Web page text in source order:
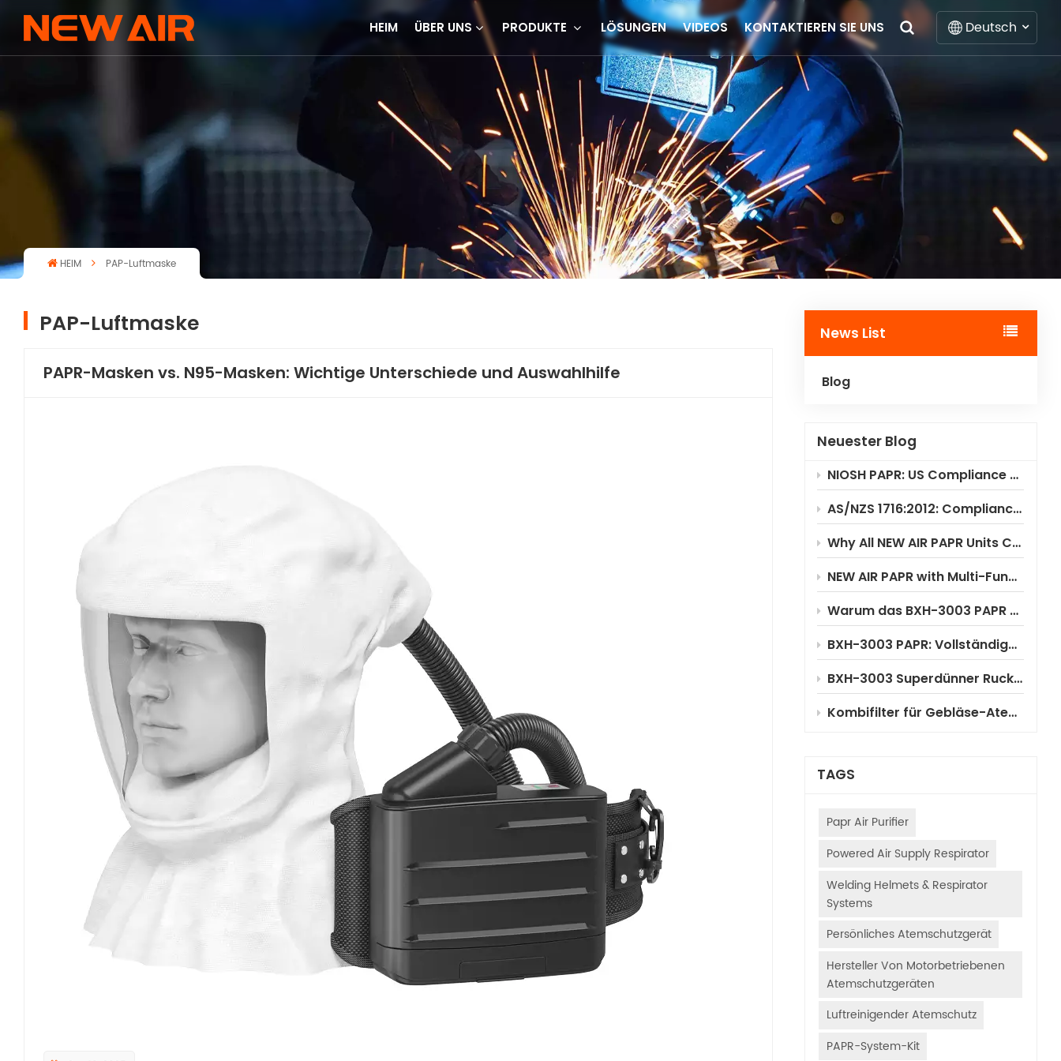
HEIM ÜBER UNS PRODUKTE LÖSUNGEN VIDEOS KONTAKTIEREN SIE UNS Deutsch
Español
Português
HEIM PAP-Luftmaske
News List
Blog
Neuester Blog
NIOSH PAPR: US Compliance & Testing Requirements
AS/NZS 1716:2012: Compliance Standard for PAPR Respirators
Why All NEW AIR PAPR Units Choose RILSA NB1024 for Certification?
NEW AIR PAPR with Multi-Functional Flip-Up Welding Helmet
Warum das BXH-3003 PAPR erhebliche Kosteneinsparungen ermöglicht
BXH-3003 PAPR: Vollständige Anwendungsszenarioanalyse
BXH-3003 Superdünner Rucksack-PAPR
Kombifilter für Gebläse-Atemschutzgeräte (PAPR) für die Fahrzeuglackierung: Auswahl, Funktionsprinzipien und Anwendungsleitfaden
TAGS
Papr Air Purifier
Powered Air Supply Respirator
Welding Helmets & Respirator
Systems
Persönliches Atemschutzgerät
Hersteller Von Motorbetriebenen
Atemschutzgeräten
Luftreinigender Atemschutz
PAPR-System-Kit
PAP-Luftmaske
PAPR-Masken vs. N95-Masken: Wichtige Unterschiede und Auswahlhilfe